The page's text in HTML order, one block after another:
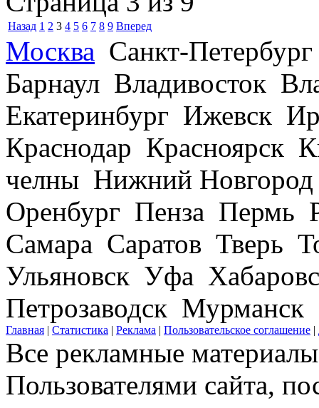
Назад 1 2 3 4 5 6 7 8 9 Вперед
Москва Санкт-
Барнаул Владивосток
Екатеринбург Ижевск
Краснодар Красноярск
челны Нижний
Оренбург Пенза Пермь
Самара Саратов Тверь
Ульяновск Уфа
Петрозаводск Мурманск
Главная | Статистика | Реклама | Пользовательское соглашение |
Все рекламные
Пользователями сайта,